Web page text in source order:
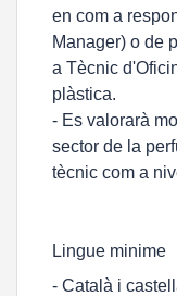
en com a
Manager) o de
a Tècnic
plàstica.
- Es valorarà
sector de la
tècnic com a
Lingue minime
- Català i